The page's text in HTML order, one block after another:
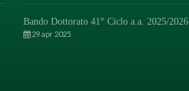
Bando Dottorato 41° Ciclo a.a. 2025/2026
29 apr 2025